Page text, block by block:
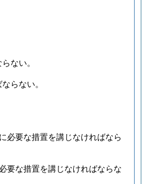
ない。
らない。
必要な措置を講じなければなら
要な措置を講じなければならな